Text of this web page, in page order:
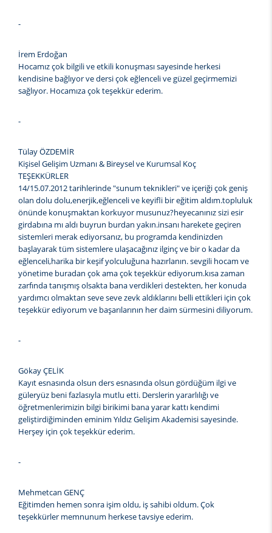
-
İrem Erdoğan
Hocamız çok bilgili ve etkili konuşması sayesinde herkesi
kendisine bağlıyor ve dersi çok eğlenceli ve güzel geçirmemizi
sağlıyor. Hocamıza çok teşekkür ederim.
-
Tülay ÖZDEMİR
Kişisel Gelişim Uzmanı & Bireysel ve Kurumsal Koç
TEŞEKKÜRLER
14/15.07.2012 tarihlerinde "sunum teknikleri" ve içeriği çok geniş
olan dolu dolu,enerjik,eğlenceli ve keyifli bir eğitim aldım.topluluk
önünde konuşmaktan korkuyor musunuz?heyecanınız sizi esir
girdabına mı aldı buyrun burdan yakın.insanı harekete geçiren
sistemleri merak ediyorsanız, bu programda kendinizden
başlayarak tüm sistemlere ulaşacağınız ilginç ve bir o kadar da
eğlenceli,harika bir keşif yolculuğuna hazırlanın. sevgili hocam ve
yönetime buradan çok ama çok teşekkür ediyorum.kısa zaman
zarfında tanışmış olsakta bana verdikleri destekten, her konuda
yardımcı olmaktan seve seve zevk aldıklarını belli ettikleri için çok
teşekkür ediyorum ve başarılarının her daim sürmesini diliyorum.
-
Gökay ÇELİK
Kayıt esnasında olsun ders esnasında olsun gördüğüm ilgi ve
güleryüz beni fazlasıyla mutlu etti. Derslerin yararlılığı ve
öğretmenlerimizin bilgi birikimi bana yarar kattı kendimi
geliştirdiğiminden eminim Yıldız Gelişim Akademisi sayesinde.
Herşey için çok teşekkür ederim.
-
Mehmetcan GENÇ
Eğitimden hemen sonra işim oldu, iş sahibi oldum. Çok
teşekkürler memnunum herkese tavsiye ederim.